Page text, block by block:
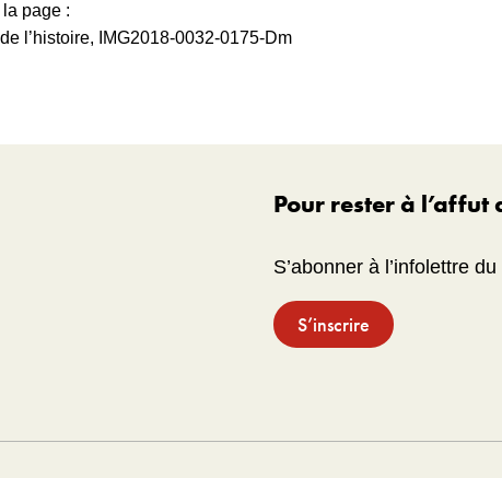
page :
l’histoire, IMG2018-0032-0175-Dm
Pour rester à l’affut
S’abonner à l’infolettre
S’inscrire